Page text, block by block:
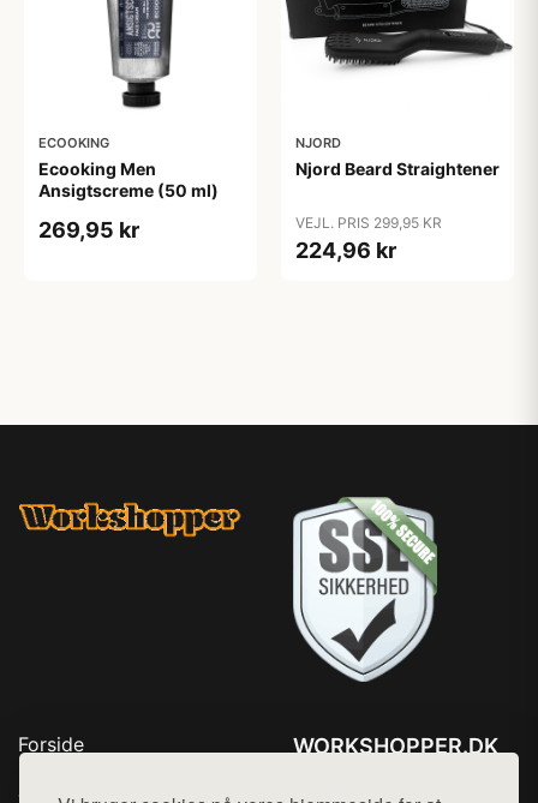
ECOOKING
Ecooking Men
Ansigtscreme (50 ml)
269,95 kr
NJORD
Njord Beard Straightener
VEJL. PRIS 299,95 KR
224,96 kr
Forside
WORKSHOPPER.DK